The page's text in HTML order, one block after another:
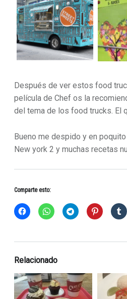
Después de ver estos food
película de Chef os la
del tema de los food trucks. El
Bueno me despido y en
New york 2 y muchas recetas
Comparte esto:
Relacionado